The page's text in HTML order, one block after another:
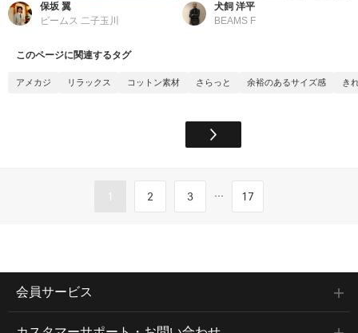
保坂 翼
ビームス 二子玉川
犬飼 洋平
BEAMS F
このページに関連するタグ
アメカジ リラックス コットン素材 さらっと 余裕のあるサイズ感 き
1 2 3 ... 17
会員サービス